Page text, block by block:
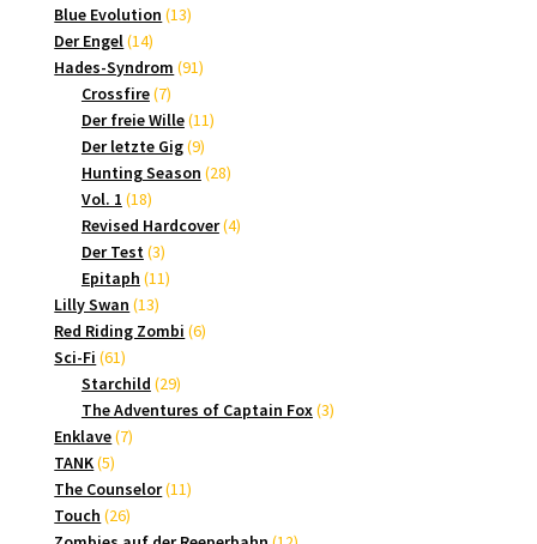
Produkte
Blue Evolution 1313
Der Engel 1414
Produkte
Hades-Syndrom 9191
Crossfire 77
Produkte
Der freie Wille 1111
Der letzte Gig 99
Produkte
Hunting Season 2828
Vol. 1 1818
Produkte
Revised Hardcover 44
Der Test 33
Produkte
Epitaph 1111
Lilly Swan 1313
Produkte
Red Riding Zombi 66
Sci-Fi 6161
Produkte
Starchild 2929
Produkte
The Adventures of Captain Fox 33
Enklave 77
TANK 55
Produkte
The Counselor 1111
Touch 2626